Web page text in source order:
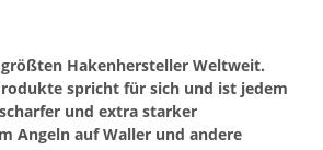
Hakenhersteller Weltweit.
spricht für sich und ist jedem
und extra starker
Angeln auf Waller und andere